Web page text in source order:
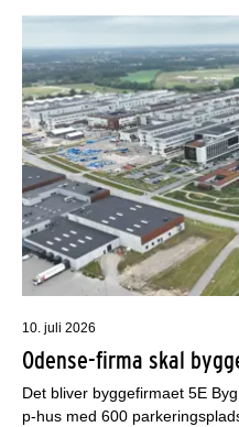
10. juli 2026
Odense-firma skal
Det bliver byggefirmaet 5E
p-hus med 600